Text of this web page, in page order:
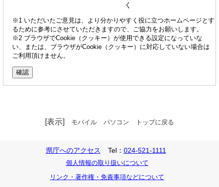
く
※1 いただいたご意見は、より分かりやすく役に立つホームページとす
るために参考にさせていただきますので、ご協力をお願いします。
※2 ブラウザでCookie（クッキー）が使用できる設定になっていな
い、または、ブラウザがCookie（クッキー）に対応していない場合は
ご利用頂けません。
[表示] モバイル パソコン トップに戻る
県庁へのアクセス Tel： 024-521-1111
個人情報の取り扱いについて
リンク・著作権・免責事項などについて